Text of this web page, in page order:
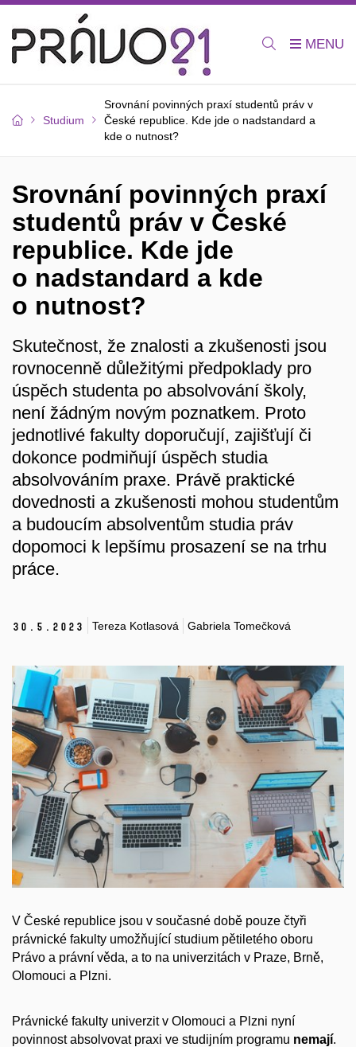
Studium
Srovnání povinných praxí studentů práv v
České republice. Kde jde o nadstandard a
kde o nutnost?
Srovnání povinných praxí
studentů práv v České
republice. Kde jde
o nadstandard a kde
o nutnost?
Skutečnost, že znalosti a zkušenosti jsou
rovnocenně důležitými předpoklady pro
úspěch studenta po absolvování školy,
není žádným novým poznatkem. Proto
jednotlivé fakulty doporučují, zajišťují či
dokonce podmiňují úspěch studia
absolvováním praxe. Právě praktické
dovednosti a zkušenosti mohou studentům
a budoucím absolventům studia práv
dopomoci k lepšímu prosazení se na trhu
práce.
30. 5. 2023 Tereza Kotlasová Gabriela Tomečková
V České republice jsou v současné době pouze čtyři
právnické fakulty umožňující studium pětiletého oboru
Právo a právní věda, a to na univerzitách v Praze, Brně,
Olomouci a Plzni.
Právnické fakulty univerzit v Olomouci a Plzni nyní
povinnost absolvovat praxi ve studijním programu nemají.